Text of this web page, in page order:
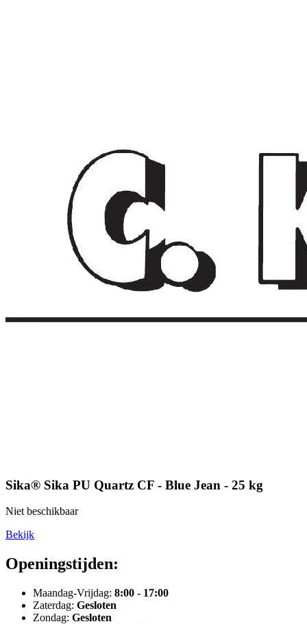
Sika® Sika PU Quartz CF - Blue Jean - 25 kg
Niet beschikbaar
Bekijk
Openingstijden:
Maandag-Vrijdag: 8:00 - 17:00
Zaterdag: Gesloten
Zondag: Gesloten